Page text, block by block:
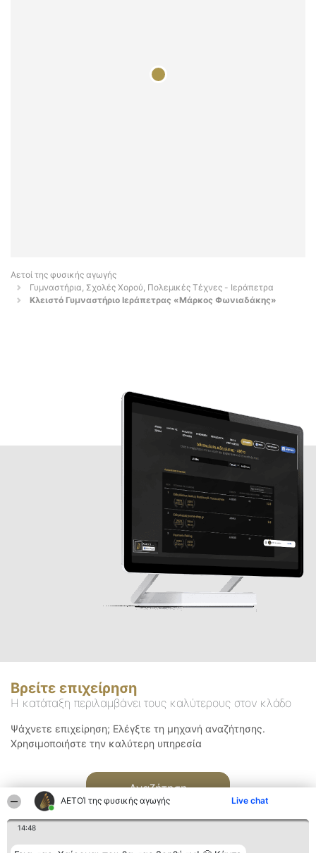
ΑΕΤΟΊ της φυσικής αγωγής Live chat
14:48
Αετοί της φυσικής αγωγής
Γυμναστήρια, Σχολές Χορού, Πολεμικές Τέχνες - Ιεράπετρα
Κλειστό Γυμναστήριο Ιεράπετρας «Μάρκος Φωνιαδάκης»
Βρείτε επιχείρηση
Η κατάταξη περιλαμβάνει τους καλύτερους στον κλάδο
Ψάχνετε επιχείρηση; Ελέγξτε τη μηχανή αναζήτησης.
Χρησιμοποιήστε την καλύτερη υπηρεσία
Αναζήτηση